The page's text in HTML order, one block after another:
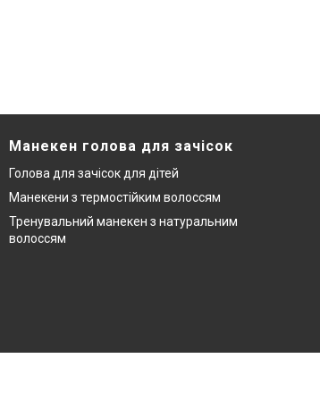
Манекен голова для зачісок
Голова для зачісок для дітей
Манекени з термостійким волоссям
Тренувальний манекен з натуральним
волоссям